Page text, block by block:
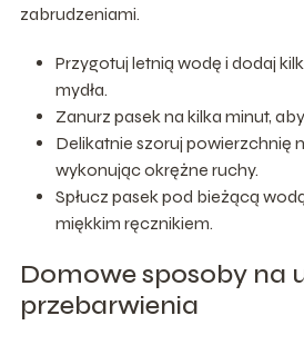
zabrudzeniami.
Przygotuj letnią wodę i dodaj
mydła.
Zanurz pasek na kilka minut,
Delikatnie szoruj powierzchnię
wykonując okrężne ruchy.
Spłucz pasek pod bieżącą
miękkim ręcznikiem.
Domowe sposoby na
przebarwienia